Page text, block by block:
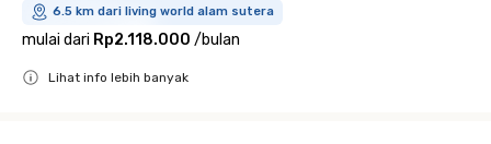
6.5 km dari living world alam sutera
mulai dari Rp2.118.000 /bulan
Lihat info lebih banyak